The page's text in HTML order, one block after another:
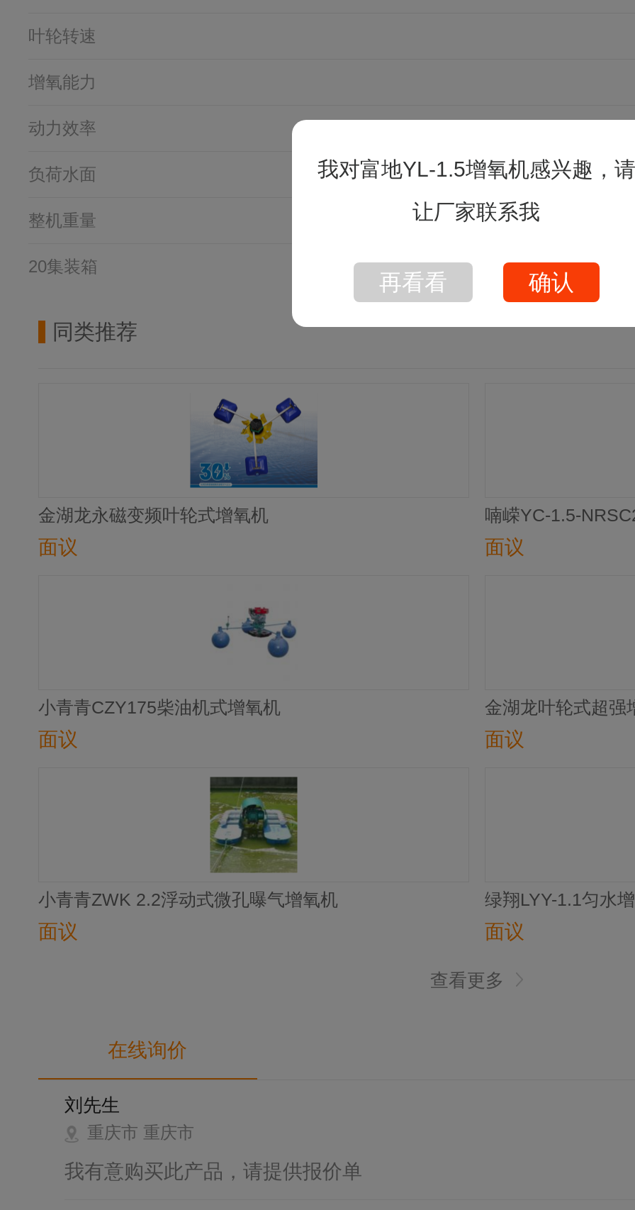
叶轮转速
增氧能力
动力效率
负荷水面
整机重量
20集装箱
同类推荐
金湖龙永磁变频叶轮式增氧机
面议
喃嵘YC-1.5-
面议
小青青CZY175柴油机式增氧机
面议
金湖龙叶轮式超强
面议
小青青ZWK 2.2浮动式微孔曝气增氧机
面议
绿翔LYY-1.1匀水
面议
查看更多
在线询价
刘先生
重庆市 重庆市
我有意购买此产品，请提供报价单
我对富地YL-1.5增氧机感兴趣，请
让厂家联系我
再看看 确认